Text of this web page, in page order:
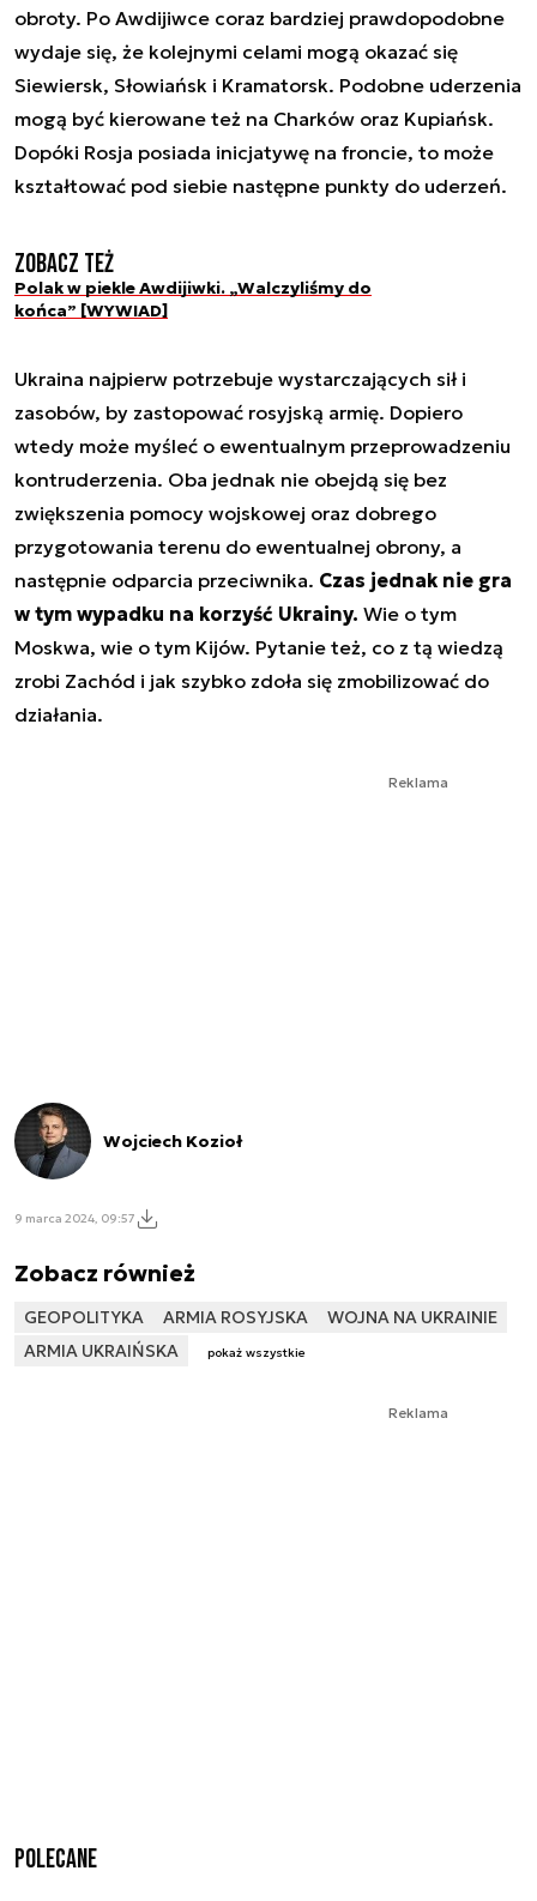
obroty. Po Awdijiwce coraz bardziej prawdopodobne
wydaje się, że kolejnymi celami mogą okazać się
Siewiersk, Słowiańsk i Kramatorsk. Podobne uderzenia
mogą być kierowane też na Charków oraz Kupiańsk.
Dopóki Rosja posiada inicjatywę na froncie, to może
kształtować pod siebie następne punkty do uderzeń.
Zobacz też
Polak w piekle Awdijiwki. „Walczyliśmy do
końca” [WYWIAD]
Ukraina najpierw potrzebuje wystarczających sił i
zasobów, by zastopować rosyjską armię. Dopiero
wtedy może myśleć o ewentualnym przeprowadzeniu
kontruderzenia. Oba jednak nie obejdą się bez
zwiększenia pomocy wojskowej oraz dobrego
przygotowania terenu do ewentualnej obrony, a
następnie odparcia przeciwnika. Czas jednak nie gra
w tym wypadku na korzyść Ukrainy. Wie o tym
Moskwa, wie o tym Kijów. Pytanie też, co z tą wiedzą
zrobi Zachód i jak szybko zdoła się zmobilizować do
działania.
Reklama
Wojciech Kozioł
9 marca 2024, 09:57
Zobacz również
GEOPOLITYKA ARMIA ROSYJSKA
WOJNA NA UKRAINIE
ARMIA UKRAIŃSKA
pokaż wszystkie
Reklama
Polecane